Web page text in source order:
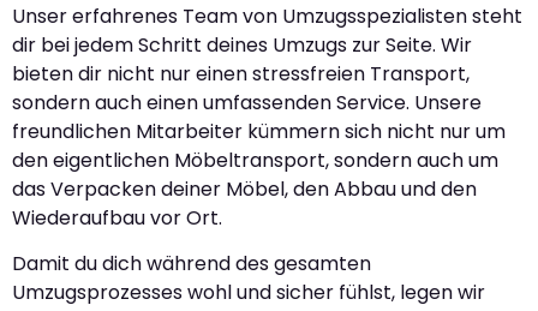
Unser erfahrenes Team von Umzugsspezialisten steht
dir bei jedem Schritt deines Umzugs zur Seite. Wir
bieten dir nicht nur einen stressfreien Transport,
sondern auch einen umfassenden Service. Unsere
freundlichen Mitarbeiter kümmern sich nicht nur um
den eigentlichen Möbeltransport, sondern auch um
das Verpacken deiner Möbel, den Abbau und den
Wiederaufbau vor Ort.
Damit du dich während des gesamten
Umzugsprozesses wohl und sicher fühlst, legen wir